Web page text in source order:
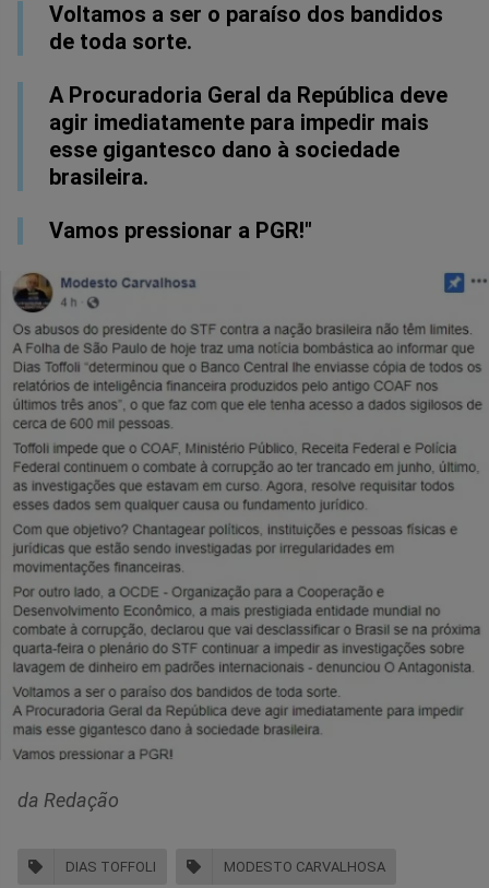
Voltamos a ser o paraíso dos bandidos
de toda sorte.
A Procuradoria Geral da República deve
agir imediatamente para impedir mais
esse gigantesco dano à sociedade
brasileira.
Vamos pressionar a PGR!"
da Redação
DIAS TOFFOLI MODESTO CARVALHOSA